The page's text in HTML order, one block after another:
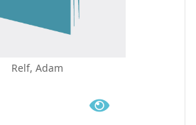
Relf, Adam